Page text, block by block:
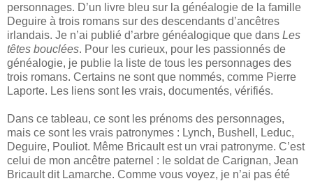
personnages. D’un livre bleu sur la généalogie de la famille
Deguire à trois romans sur des descendants d’ancêtres
irlandais. Je n’ai publié d’arbre généalogique que dans Les
têtes bouclées. Pour les curieux, pour les passionnés de
généalogie, je publie la liste de tous les personnages des
trois romans. Certains ne sont que nommés, comme Pierre
Laporte. Les liens sont les vrais, documentés, vérifiés.
Dans ce tableau, ce sont les prénoms des personnages,
mais ce sont les vrais patronymes : Lynch, Bushell, Leduc,
Deguire, Pouliot. Même Bricault est un vrai patronyme. C’est
celui de mon ancêtre paternel : le soldat de Carignan, Jean
Bricault dit Lamarche. Comme vous voyez, je n’ai pas été